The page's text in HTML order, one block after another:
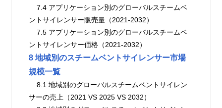
    7.4 アプリケーション別のグローバルスチームベ
ントサイレンサー販売量（2021-2032）
    7.5 アプリケーション別のグローバルスチームベ
ントサイレンサー価格（2021-2032）
8 地域別のスチームベントサイレンサー市場
規模一覧
    8.1 地域別のグローバルスチームベントサイレン
サーの売上（2021 VS 2025 VS 2032）